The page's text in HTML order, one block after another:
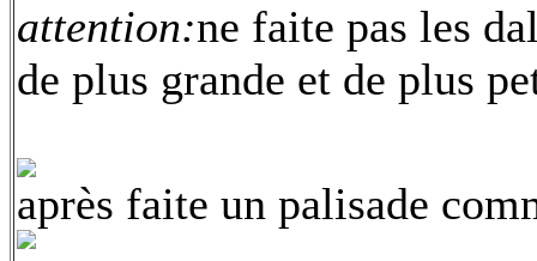
attention:ne faite pas les
de plus grande et de plus
après faite un palisade